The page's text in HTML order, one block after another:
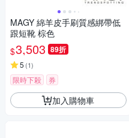
MAGY 綿羊皮手刷質感綁帶低
跟短靴 棕色
$3,503 89折
5 (1)
限時下殺 券
加入購物車